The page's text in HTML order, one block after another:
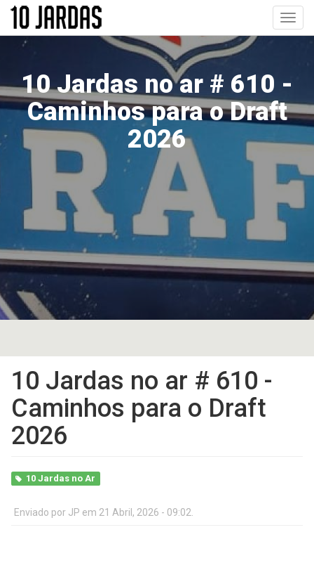
Pular
o
conteúdo
10 Jardas no ar # 610 -
Caminhos para o Draft
2026
10 Jardas no ar # 610 -
Caminhos para o Draft
2026
10 Jardas no Ar
Enviado por JP em 21 Abril, 2026 - 09:02.